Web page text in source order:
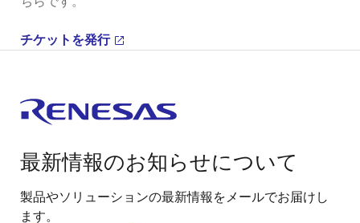
チケットを発行
最新情報のお知らせについて
製品やソリューションの最新情報をメールでお届けし
ます。